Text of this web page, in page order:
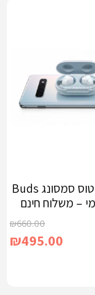
אוזניות בלוטוס סמסונג Buds
– משלוח חינם
₪660.00
₪495.00